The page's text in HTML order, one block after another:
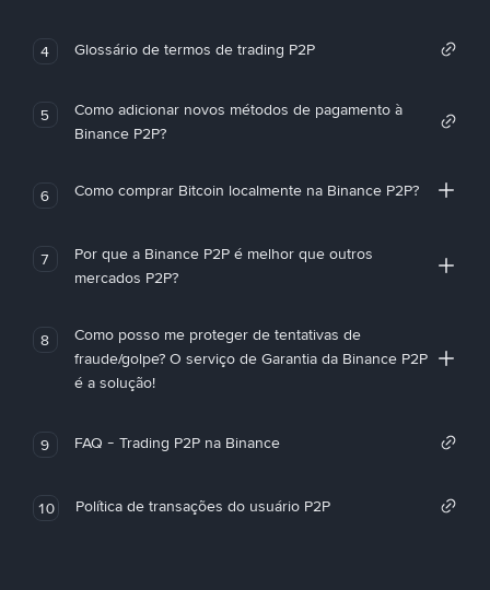
4 Glossário de termos de trading P2P
5
Como adicionar novos métodos de pagamento à
Binance P2P?
6 Como comprar Bitcoin localmente na Binance P2P?
7
Por que a Binance P2P é melhor que outros
mercados P2P?
8
Como posso me proteger de tentativas de
fraude/golpe? O serviço de Garantia da Binance P2P
é a solução!
9 FAQ - Trading P2P na Binance
10 Política de transações do usuário P2P